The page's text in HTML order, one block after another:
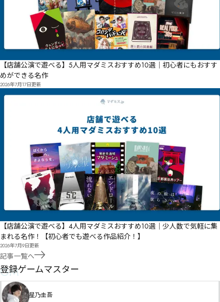
【店舗公演で遊べる】5人用マダミスおすすめ10選｜初心者にもおすす
めができる名作
2026年7月17日更新
【店舗公演で遊べる】4人用マダミスおすすめ10選｜少人数で気軽に集
まれる名作！【初心者でも遊べる作品紹介！】
2026年7月9日更新
記事一覧へ
GM
登録ゲームマスター
星乃圭吾